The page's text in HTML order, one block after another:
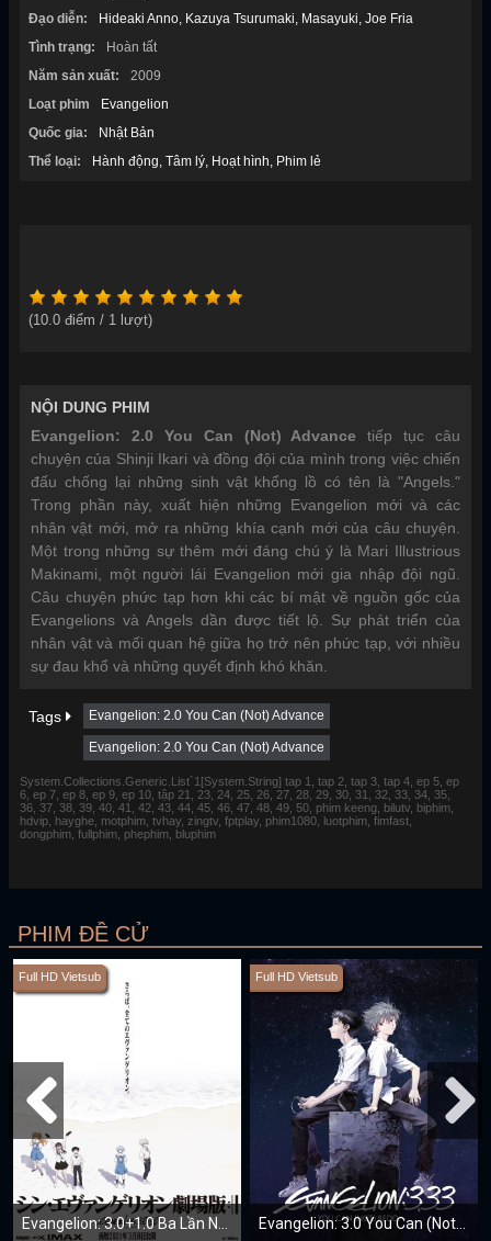
Đạo diễn:
Hideaki Anno Kazuya Tsurumaki Masayuki Joe Fria
Tình trạng:
Hoàn tất
Năm sản xuất:
2009
Loạt phim
Evangelion
Quốc gia:
Nhật Bản
Thể loại:
Hành động Tâm lý Hoạt hình Phim lẻ
(10.0 điểm / 1 lượt)
NỘI DUNG PHIM
Evangelion: 2.0 You Can (Not) Advance tiếp tục câu
chuyện của Shinji Ikari và đồng đội của mình trong việc chiến
đấu chống lại những sinh vật khổng lồ có tên là "Angels."
Trong phần này, xuất hiện những Evangelion mới và các
nhân vật mới, mở ra những khía cạnh mới của câu chuyện.
Một trong những sự thêm mới đáng chú ý là Mari Illustrious
Makinami, một người lái Evangelion mới gia nhập đội ngũ.
Câu chuyện phức tạp hơn khi các bí mật về nguồn gốc của
Evangelions và Angels dần được tiết lộ. Sự phát triển của
nhân vật và mối quan hệ giữa họ trở nên phức tạp, với nhiều
sự đau khổ và những quyết định khó khăn.
Tags Evangelion: 2.0 You Can (Not) Advance
Evangelion: 2.0 You Can (Not) Advance
System.Collections.Generic.List`1[System.String] tap 1, tap 2, tap 3, tap 4, ep 5, ep
6, ep 7, ep 8, ep 9, ep 10, tập 21, 23, 24, 25, 26, 27, 28, 29, 30, 31, 32, 33, 34, 35,
36, 37, 38, 39, 40, 41, 42, 43, 44, 45, 46, 47, 48, 49, 50, phim keeng, bilutv, biphim,
hdvip, hayghe, motphim, tvhay, zingtv, fptplay, phim1080, luotphim, fimfast,
dongphim, fullphim, phephim, bluphim
PHIM ĐỀ CỬ
Full HD Vietsub Full HD Vietsub